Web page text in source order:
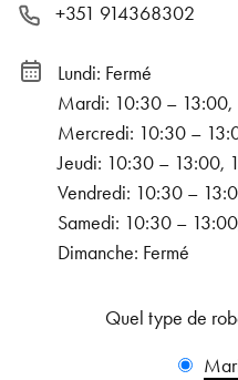
+351 914368302
Lundi: Fermé
Mardi: 10:30 –
Mercredi: 10:30 –
Jeudi: 10:30 – 13:00,
Vendredi: 10:30 –
Samedi: 10:30 –
Dimanche: Fermé
Quel type de